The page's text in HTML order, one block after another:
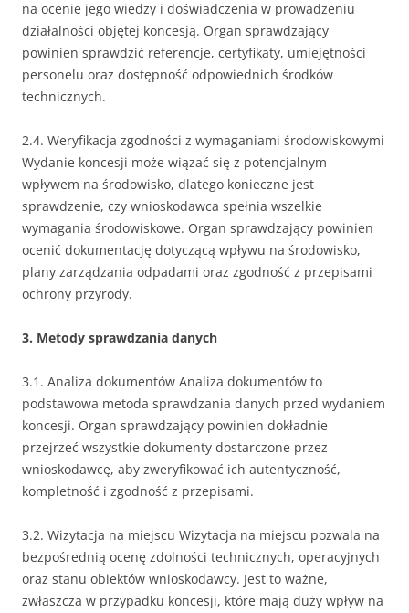
na ocenie jego wiedzy i doświadczenia w prowadzeniu
działalności objętej koncesją. Organ sprawdzający
powinien sprawdzić referencje, certyfikaty, umiejętności
personelu oraz dostępność odpowiednich środków
technicznych.
2.4. Weryfikacja zgodności z wymaganiami środowiskowymi
Wydanie koncesji może wiązać się z potencjalnym
wpływem na środowisko, dlatego konieczne jest
sprawdzenie, czy wnioskodawca spełnia wszelkie
wymagania środowiskowe. Organ sprawdzający powinien
ocenić dokumentację dotyczącą wpływu na środowisko,
plany zarządzania odpadami oraz zgodność z przepisami
ochrony przyrody.
3. Metody sprawdzania danych
3.1. Analiza dokumentów Analiza dokumentów to
podstawowa metoda sprawdzania danych przed wydaniem
koncesji. Organ sprawdzający powinien dokładnie
przejrzeć wszystkie dokumenty dostarczone przez
wnioskodawcę, aby zweryfikować ich autentyczność,
kompletność i zgodność z przepisami.
3.2. Wizytacja na miejscu Wizytacja na miejscu pozwala na
bezpośrednią ocenę zdolności technicznych, operacyjnych
oraz stanu obiektów wnioskodawcy. Jest to ważne,
zwłaszcza w przypadku koncesji, które mają duży wpływ na